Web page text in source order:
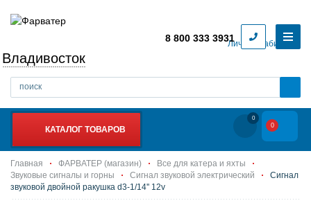
Личный кабинет
Владивосток
8 800 333 3931
КАТАЛОГ ТОВАРОВ
0
0
Главная ФАРВАТЕР (магазин)
Все для катера и яхты
Звуковые сигналы и горны
Сигнал звуковой электрический
Сигнал
звуковой двойной ракушка d3-1/14'' 12v